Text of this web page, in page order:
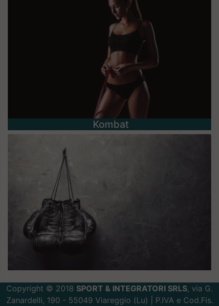
Kombat
Copyright © 2018 SPORT & INTEGRATORI SRLS, via G.
Zanardelli, 190 - 55049 Viareggio (Lu) | P.IVA e Cod.Fis.